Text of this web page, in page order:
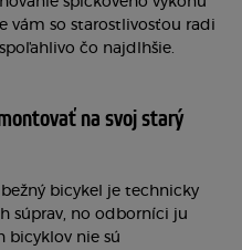
vám so starostlivosťou radi
čo najdlhšie.
na svoj starý
bicykel je technicky
súprav, no odborníci ju
bicyklov nie sú